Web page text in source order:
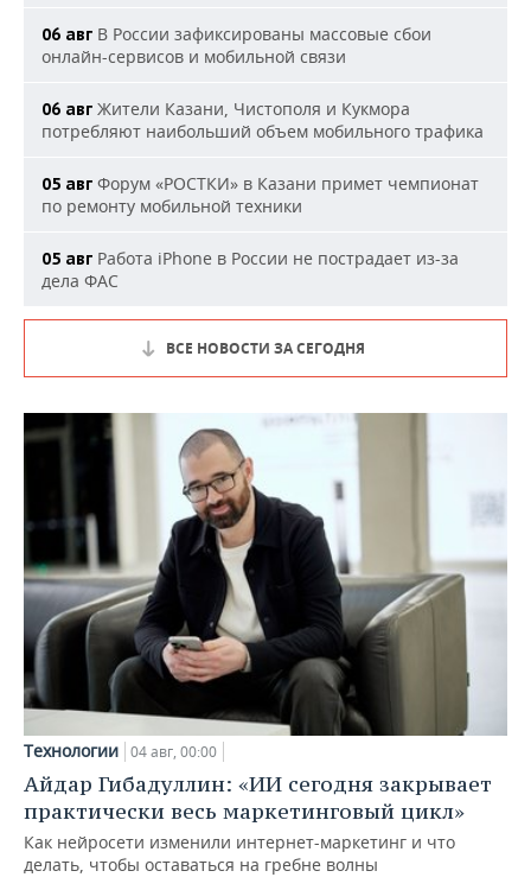
06 авг В России зафиксированы массовые сбои
онлайн-сервисов и мобильной связи
06 авг Жители Казани, Чистополя и Кукмора
потребляют наибольший объем мобильного трафика
05 авг Форум «РОСТКИ» в Казани примет чемпионат
по ремонту мобильной техники
05 авг Работа iPhone в России не пострадает из-за
дела ФАС
ВСЕ НОВОСТИ ЗА СЕГОДНЯ
Технологии 04 авг, 00:00
Айдар Гибадуллин: «ИИ сегодня закрывает
практически весь маркетинговый цикл»
Как нейросети изменили интернет-маркетинг и что
делать, чтобы оставаться на гребне волны